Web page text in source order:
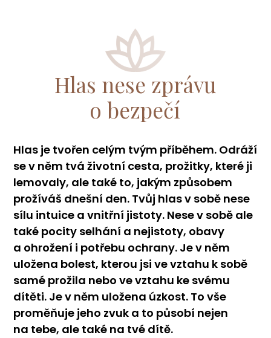
Hlas nese zprávu
o bezpečí
Hlas je tvořen celým tvým příběhem. Odráží
se v něm tvá životní cesta, prožitky, které ji
lemovaly, ale také to, jakým způsobem
prožíváš dnešní den. Tvůj hlas v sobě nese
sílu intuice a vnitřní jistoty. Nese v sobě ale
také pocity selhání a nejistoty, obavy
a ohrožení i potřebu ochrany. Je v něm
uložena bolest, kterou jsi ve vztahu k sobě
samé prožila nebo ve vztahu ke svému
dítěti. Je v něm uložena úzkost. To vše
proměňuje jeho zvuk a to působí nejen
na tebe, ale také na tvé dítě.